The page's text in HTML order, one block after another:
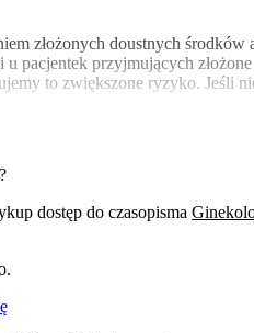
złożonych doustnych
pacjentek przyjmujących
to zwiększone ryzyko. Jeśli
dostęp do czasopisma